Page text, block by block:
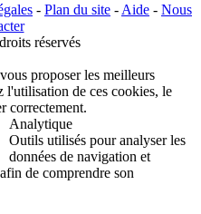
- Plan du site - Aide - Nous
réservés
proposer les meilleurs
l'utilisation de ces cookies, le
correctement.
Analytique
Outils utilisés pour analyser les
données de navigation et
de comprendre son